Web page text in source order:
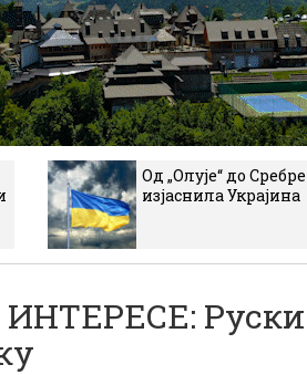
Од „Олује“ до
изјаснила Украјина
Руски